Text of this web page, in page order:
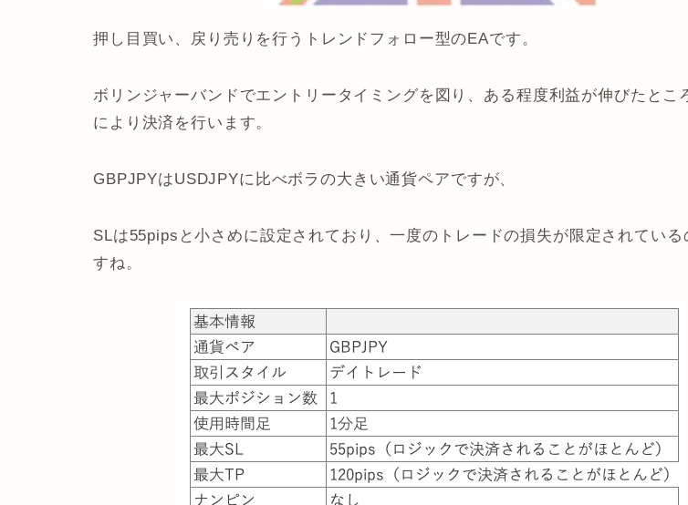
押し目買い、戻り売りを行うトレンドフォロー型のEAです。
ボリンジャーバンドでエントリータイミングを図り、ある程度利益が伸びたとこ
により決済を行います。
GBPJPYはUSDJPYに比べボラの大きい通貨ペアですが、
SLは55pipsと小さめに設定されており、一度のトレードの損失が限定されている
すね。